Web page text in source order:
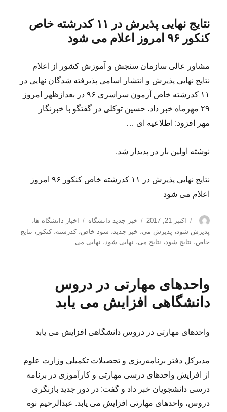
نتایج نهایی پذیرش در ۱۱ کدرشته خاص
کنکور ۹۶ امروز اعلام می شود
مشاور عالی سازمان سنجش و آموزش کشور از اعلام
نتایج نهایی پذیرش و انتشار اسامی پذیرفته شدگان نهایی در
۱۱ کدرشته خاص آزمون سراسری ۹۶ در بعدازظهر امروز
۲۹ مهرماه خبر داد. حسین توکلی در گفتگو با خبرنگار
مهر افزود: اطلاعیه ای …
نوشته اولین بار در پدیدار شد.
نتایج نهایی پذیرش در ۱۱ کدرشته خاص کنکور ۹۶ امروز
اعلام می شود
نویسنده
ارسال
شده
در
اکتبر 21, 2017 دسته‌ها
خبر جدید دانشگاه برچسب‌ها
اخبار دانشگاه ها،
پذیرش شود، پذیرش می، خبر جدید، شود خاص،کدرشته،کنکور ، نتایج
خاص، نتایج شود، نتایج می، نهایی شود، نهایی می
واحدهای مهارتی در دروس
دانشگاهی افزایش می یابد
واحدهای مهارتی در دروس دانشگاهی افزایش می یابد
مدیرکل دفتر برنامه‌ریزی و تحصیلات تکمیلی وزارت علوم
از افزایش واحدهای درسی مهارتی و کارآموزی در برنامه
درسی دانشجویان خبر داد و گفت: در دور جدید بازنگری
دروس، واحدهای مهارتی افزایش می یابد. عبدالرحیم نوه